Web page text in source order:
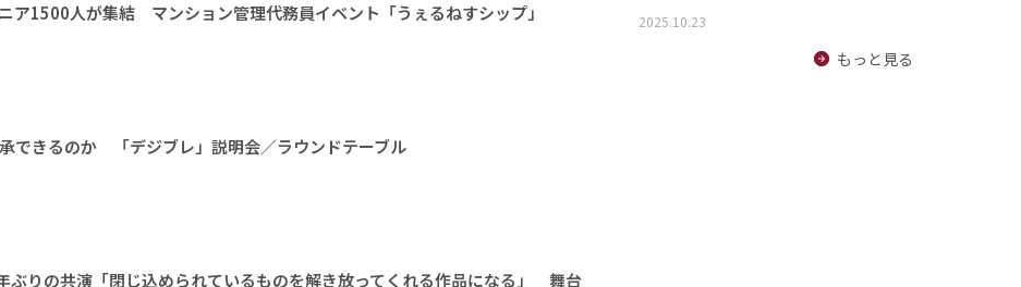
ア1500人が集結 マンション管理代務員イベント「うぇるねすシップ」
できるのか 「デジブレ」説明会／ラウンドテーブル
ぶりの共演「閉じ込められているものを解き放ってくれる作品になる」 舞台
2025.10.23
もっと見る